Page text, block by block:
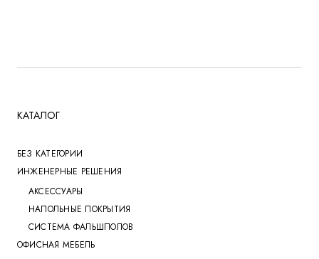
КАТАЛОГ
БЕЗ КАТЕГОРИИ
ИНЖЕНЕРНЫЕ РЕШЕНИЯ
АКСЕССУАРЫ
НАПОЛЬНЫЕ ПОКРЫТИЯ
СИСТЕМА ФАЛЬШПОЛОВ
ОФИСНАЯ МЕБЕЛЬ